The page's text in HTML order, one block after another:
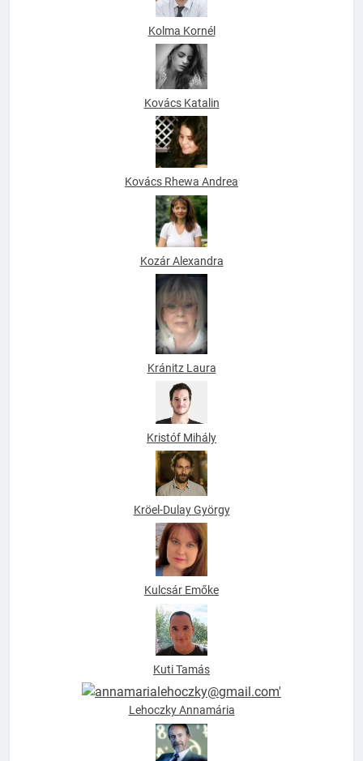
Kolma Kornél
Kovács Katalin
Kovács Rhewa Andrea
Kozár Alexandra
Kránitz Laura
Kristóf Mihály
Kröel-Dulay György
Kulcsár Emőke
Kuti Tamás
Lehoczky Annamária